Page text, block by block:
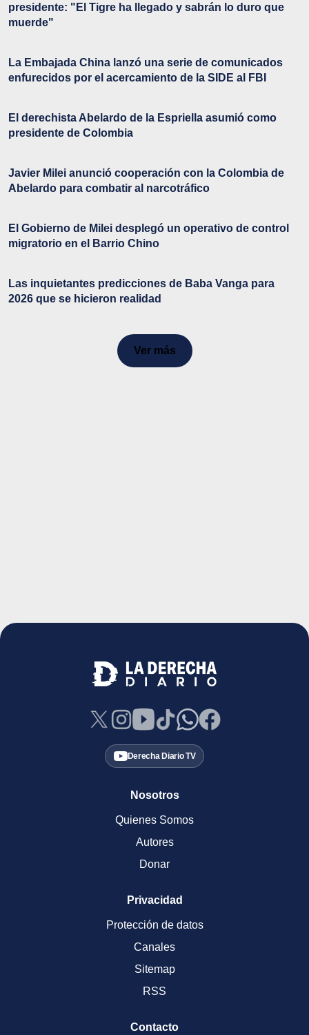
presidente: "El Tigre ha llegado y sabrán lo duro que
muerde"
La Embajada China lanzó una serie de comunicados
enfurecidos por el acercamiento de la SIDE al FBI
El derechista Abelardo de la Espriella asumió como
presidente de Colombia
Javier Milei anunció cooperación con la Colombia de
Abelardo para combatir al narcotráfico
El Gobierno de Milei desplegó un operativo de control
migratorio en el Barrio Chino
Las inquietantes predicciones de Baba Vanga para
2026 que se hicieron realidad
Ver más
Derecha Diario TV
Nosotros
Quienes Somos
Autores
Donar
Privacidad
Protección de datos
Canales
Sitemap
RSS
Contacto